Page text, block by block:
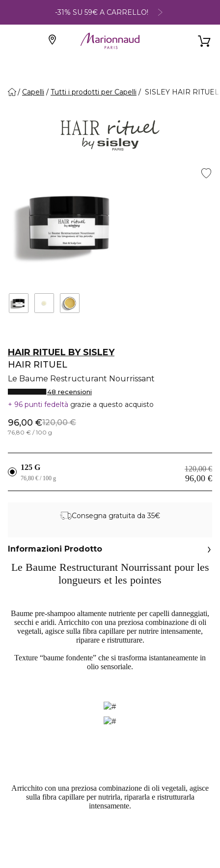
-31% SU 59€ A CARRELLO!
Capelli Tutti i prodotti per Capelli SISLEY HAIR
HAIR RITUEL BY SISLEY
HAIR RITUEL
Le Baume Restructurant Nourrissant
48 recensioni
96 punti fedeltà grazie a questo acquisto
96,00 €120,00 €
76,80 € / 100 g
125 G 120,00 €
96,00 €
76,80 € / 100 g
Consegna gratuita da 35€
Informazioni Prodotto
Le Baume Restructurant Nourrissant pour les
longueurs et les pointes
Baume pre-shampoo altamente nutriente per capelli danneggiati,
secchi e aridi. Arricchito con una preziosa combinazione di oli
vegetali, agisce sulla fibra capillare per nutrire intensamente,
riparare e ristrutturare.
Texture “baume fondente” che si trasforma istantaneamente in
olio sensoriale.
Arricchito con una preziosa combinazione di oli vegetali, agisce
sulla fibra capillare per nutrirla, ripararla e ristrutturarla
intensamente.